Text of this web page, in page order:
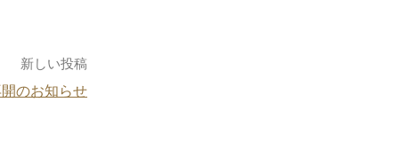
新しい投稿
のお知らせ